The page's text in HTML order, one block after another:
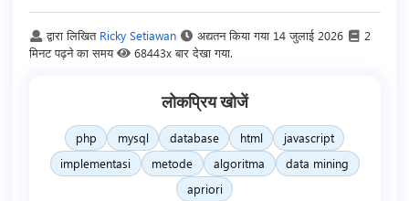
द्वारा लिखित Ricky Setiawan अद्यतन किया गया 14 जुलाई 2026
2
मिनट पढ़ने का समय
68443x बार देखा गया.
लोकप्रिय खोजें
php mysql database html
javascript
implementasi
metode algoritma
data mining
apriori